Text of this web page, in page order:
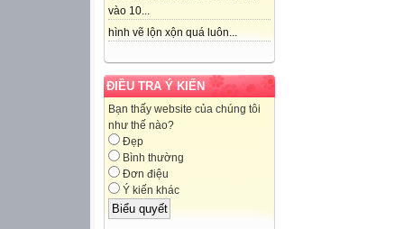
vào 10...
hình vẽ lộn xộn quá luôn...
ĐIỀU TRA Ý KIẾN
Bạn thấy website của chúng tôi
như thế nào?
Đẹp
Bình thường
Đơn điệu
Ý kiến khác